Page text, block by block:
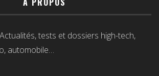
tests et dossiers high-tech,
automobile…